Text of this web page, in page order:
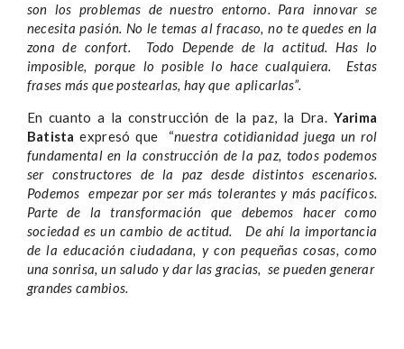
son los problemas de nuestro entorno. Para innovar se
necesita pasión. No le temas al fracaso, no te quedes en la
zona de confort. Todo Depende de la actitud. Has lo
imposible, porque lo posible lo hace cualquiera. Estas
frases más que postearlas, hay que aplicarlas”.
En cuanto a la construcción de la paz, la Dra. Yarima
Batista expresó que “nuestra cotidianidad juega un rol
fundamental en la construcción de la paz, todos podemos
ser constructores de la paz desde distintos escenarios.
Podemos empezar por ser más tolerantes y más pacíficos.
Parte de la transformación que debemos hacer como
sociedad es un cambio de actitud.
De ahí la importancia
de la educación ciudadana, y con pequeñas cosas, como
una sonrisa, un saludo y dar las gracias, se pueden generar
grandes cambios.